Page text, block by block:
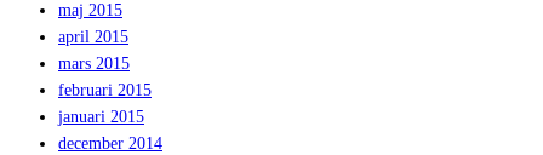
maj 2015
april 2015
mars 2015
februari 2015
januari 2015
december 2014